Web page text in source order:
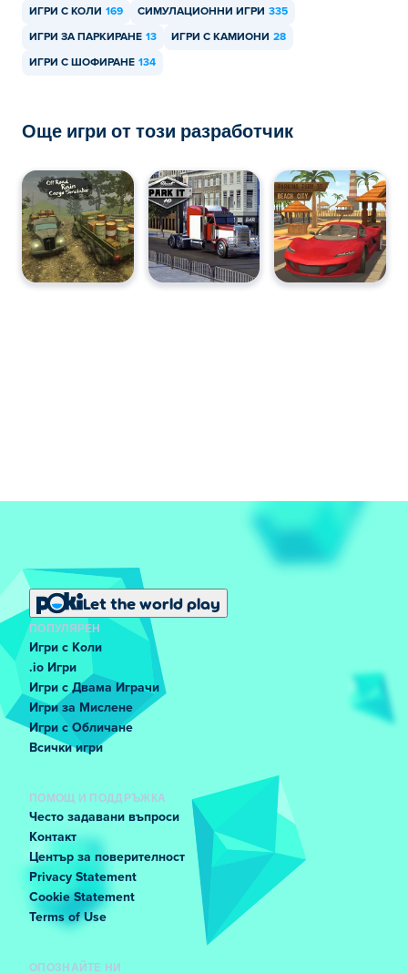
ИГРИ С КОЛИ 169 СИМУЛАЦИОННИ ИГРИ 335
ИГРИ ЗА ПАРКИРАНЕ 13 ИГРИ С КАМИОНИ 28
ИГРИ С ШОФИРАНЕ 134
Още игри от този разработчик
Let the world play
ПОПУЛЯРЕН
Игри с Коли
.io Игри
Игри с Двама Играчи
Игри за Мислене
Игри с Обличане
Всички игри
ПОМОЩ И ПОДДРЪЖКА
Често задавани въпроси
Контакт
Център за поверителност
Privacy Statement
Cookie Statement
Terms of Use
ОПОЗНАЙТЕ НИ